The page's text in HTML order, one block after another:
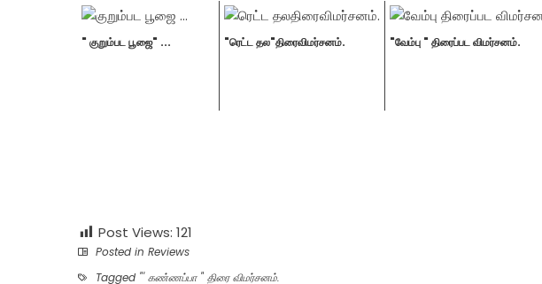
" குறும்பட பூஜை" ... "ரெட்ட தல"திரைவிமர்சனம். "வேம்பு " திரைப்பட விமர்சனம்.
Post Views: 121
Posted in Reviews
Tagged "' கண்ணப்பா " திரை விமர்சனம்.